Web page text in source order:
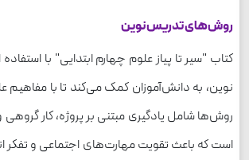
روش‌های تدریس نوین
کتاب "سیر تا پیاز علوم چهارم ابتدایی" با
نوین، به دانش‌آموزان کمک می‌کند تا با مفاهیم
روش‌ها شامل یادگیری مبتنی بر پروژه، کار
است که باعث تقویت مهارت‌های اجتماعی و تفکر